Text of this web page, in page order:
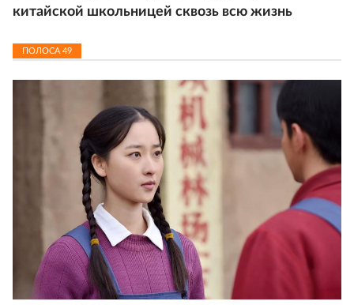
китайской школьницей сквозь всю жизнь
ПОЛОСА49